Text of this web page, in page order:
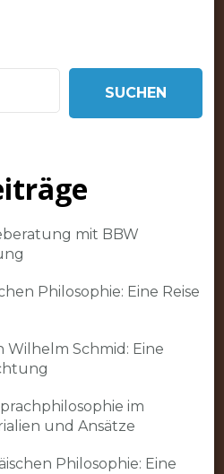
SUCHEN
mit BBW
Philosophie: Eine Reise
Wilhelm Schmid: Eine
im
und Ansätze
Philosophie: Eine